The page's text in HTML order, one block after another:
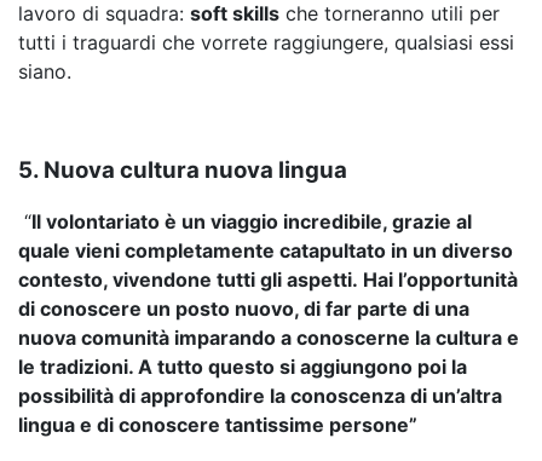
lavoro di squadra: soft skills che torneranno utili per
tutti i traguardi che vorrete raggiungere, qualsiasi essi
siano.
5. Nuova cultura nuova lingua
“Il volontariato è un viaggio incredibile, grazie al
quale vieni completamente catapultato in un diverso
contesto, vivendone tutti gli aspetti. Hai l’opportunità
di conoscere un posto nuovo, di far parte di una
nuova comunità imparando a conoscerne la cultura e
le tradizioni. A tutto questo si aggiungono poi la
possibilità di approfondire la conoscenza di un’altra
lingua e di conoscere tantissime persone”